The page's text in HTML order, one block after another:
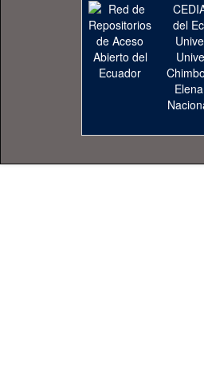
del
Elena